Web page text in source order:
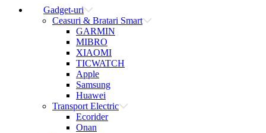
Gadget-uri
Ceasuri & Bratari Smart
GARMIN
MIBRO
XIAOMI
TICWATCH
Apple
Samsung
Huawei
Transport Electric
Ecorider
Onan